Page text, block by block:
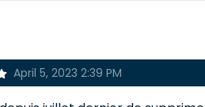
April 5, 2023 2:39 PM